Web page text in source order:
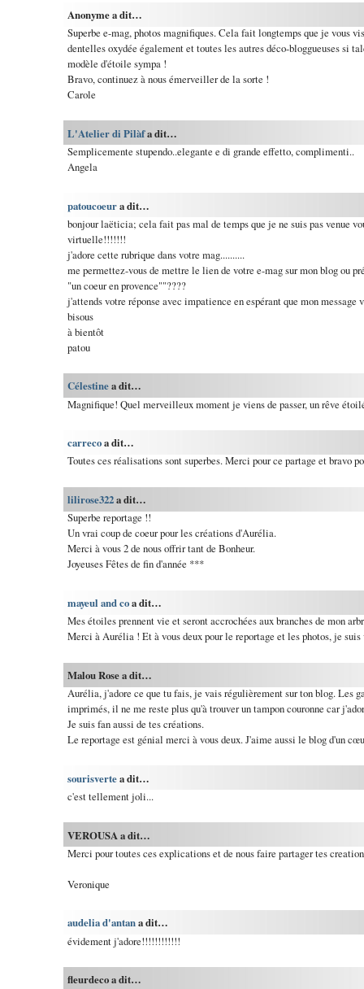
Anonyme a dit…
Superbe e-mag, photos magnifiques. Cela fait longtemps que je vous
dentelles oxydée également et toutes les autres déco-bloggueuses si
modèle d'étoile sympa !
Bravo, continuez à nous émerveiller de la sorte !
Carole
L'Atelier di Pilàfa dit…
Semplicemente stupendo..elegante e di grande effetto, complimenti..
Angela
patoucoeura dit…
bonjour laëticia; cela fait pas mal de temps que je ne suis pas venue
virtuelle!!!!!!!
j'adore cette rubrique dans votre mag..........
me permettez-vous de mettre le lien de votre e-mag sur mon blog ou
"un coeur en provence""????
j'attends votre réponse avec impatience en espérant que mon message
bisous
à bientôt
patou
Célestinea dit…
Magnifique! Quel merveilleux moment je viens de passer, un rêve
carrecoa dit…
Toutes ces réalisations sont superbes. Merci pour ce partage et bravo
lilirose322a dit…
Superbe reportage !!
Un vrai coup de coeur pour les créations d'Aurélia.
Merci à vous 2 de nous offrir tant de Bonheur.
Joyeuses Fêtes de fin d'année ***
mayeul and coa dit…
Mes étoiles prennent vie et seront accrochées aux branches de mon
Merci à Aurélia ! Et à vous deux pour le reportage et les photos, je
Malou Rose a dit…
Aurélia, j'adore ce que tu fais, je vais régulièrement sur ton blog. Les
imprimés, il ne me reste plus qu'à trouver un tampon couronne car
Je suis fan aussi de tes créations.
Le reportage est génial merci à vous deux. J'aime aussi le blog d'un
sourisvertea dit…
c'est tellement joli...
VEROUSA a dit…
Merci pour toutes ces explications et de nous faire partager tes
Veronique
audelia d'antana dit…
évidement j'adore!!!!!!!!!!!!
fleurdeco a dit…